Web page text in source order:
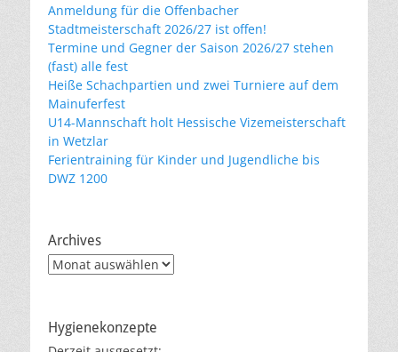
Anmeldung für die Offenbacher
Stadtmeisterschaft 2026/27 ist offen!
Termine und Gegner der Saison 2026/27 stehen
(fast) alle fest
Heiße Schachpartien und zwei Turniere auf dem
Mainuferfest
U14-Mannschaft holt Hessische Vizemeisterschaft
in Wetzlar
Ferientraining für Kinder und Jugendliche bis
DWZ 1200
Archives
Archives
Hygienekonzepte